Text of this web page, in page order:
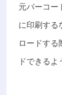
元バーコー
に印刷する
ロードす
ドできるよ